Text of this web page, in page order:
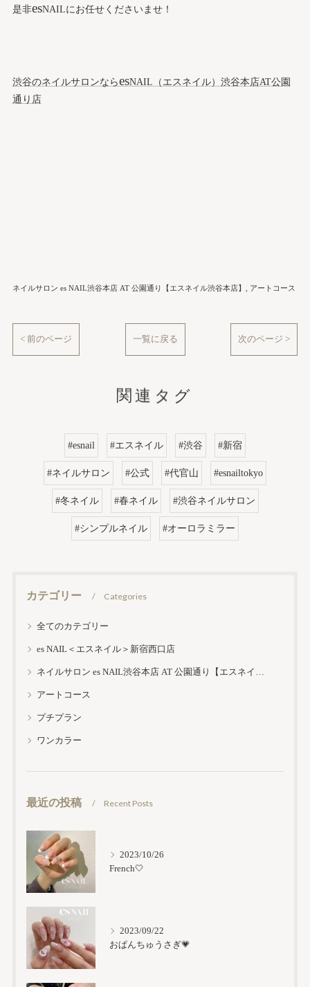
是非esNAILにお任せくださいませ！
渋谷のネイルサロンならesNAIL（エスネイル）渋谷本店AT公園
通り店
ネイルサロン es NAIL渋谷本店 AT 公園通り【エスネイル渋谷本店】 アートコース
< 前のページ 一覧に戻る 次のページ >
関連タグ
#esnail #エスネイル #渋谷 #新宿
#ネイルサロン #公式 #代官山 #esnailtokyo
#冬ネイル #春ネイル #渋谷ネイルサロン
#シンプルネイル #オーロラミラー
カテゴリー Categories
全てのカテゴリー
es NAIL＜エスネイル＞新宿西口店
ネイルサロン es NAIL渋谷本店 AT 公園通り【エスネイル渋谷本店】
アートコース
プチプラン
ワンカラー
最近の投稿 Recent Posts
2023/10/26
French🤍
2023/09/22
おぱんちゅうさぎ💗